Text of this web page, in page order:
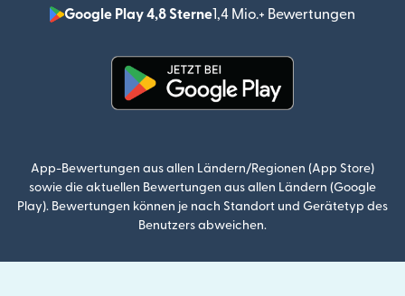
Google Play 4,8 Sterne1,4 Mio.+ Bewertungen
App-Bewertungen aus allen Ländern/Regionen (App Store)
sowie die aktuellen Bewertungen aus allen Ländern (Google
Play). Bewertungen können je nach Standort und Gerätetyp des
Benutzers abweichen.